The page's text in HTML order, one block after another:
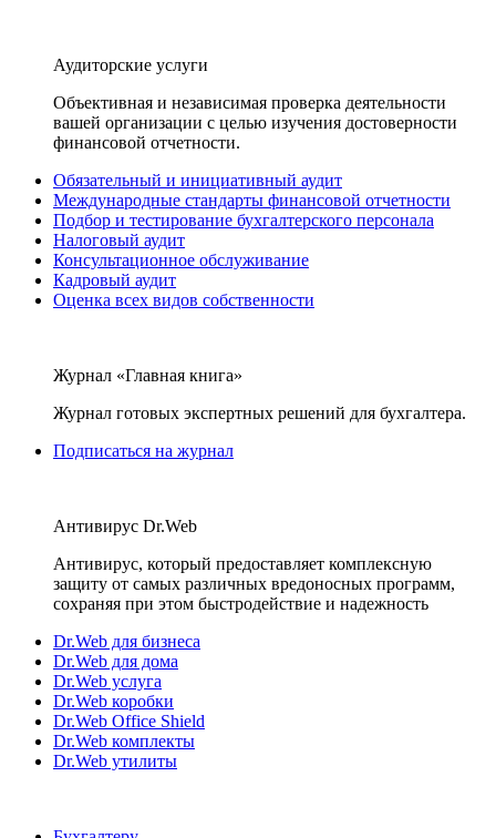
Аудиторские услуги
Объективная и независимая проверка деятельности
вашей организации с целью изучения достоверности
финансовой отчетности.
Обязательный и инициативный аудит
Международные стандарты финансовой отчетности
Подбор и тестирование бухгалтерского персонала
Налоговый аудит
Консультационное обслуживание
Кадровый аудит
Оценка всех видов собственности
Журнал «Главная книга»
Журнал готовых экспертных решений для бухгалтера.
Подписаться на журнал
Антивирус Dr.Web
Антивирус, который предоставляет комплексную
защиту от самых различных вредоносных программ,
сохраняя при этом быстродействие и надежность
Dr.Web для бизнеса
Dr.Web для дома
Dr.Web услуга
Dr.Web коробки
Dr.Web Office Shield
Dr.Web комплекты
Dr.Web утилиты